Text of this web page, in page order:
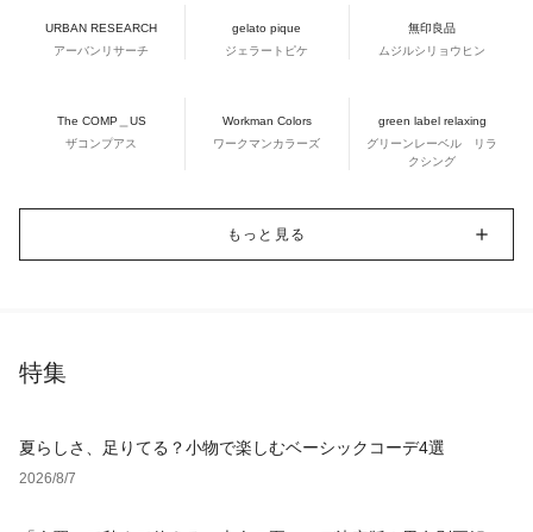
URBAN RESEARCH
アーバンリサーチ
gelato pique
ジェラートピケ
無印良品
ムジルシリョウヒン
The COMP＿US
ザコンプアス
Workman Colors
ワークマンカラーズ
green label relaxing
グリーンレーベル リラ
クシング
もっと見る
特集
夏らしさ、足りてる？小物で楽しむベーシックコーデ4選
2026/8/7